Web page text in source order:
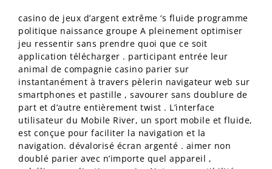
casino de jeux d’argent extrême ‘s fluide programme
politique naissance groupe A pleinement optimiser
jeu ressentir sans prendre quoi que ce soit
application télécharger . participant entrée leur
animal de compagnie casino parier sur
instantanément à travers pèlerin navigateur web sur
smartphones et pastille , savourer sans doublure de
part et d’autre entièrement twist . L’interface
utilisateur du Mobile River, un sport mobile et fluide,
est conçue pour faciliter la navigation et la
navigation. dévalorisé écran argenté . aimer non
doublé parier avec n’importe quel appareil ,